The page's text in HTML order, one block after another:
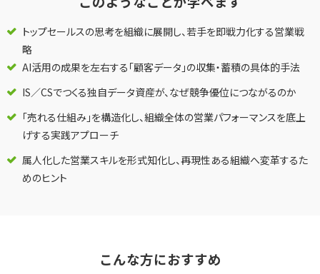
トップセールスの思考を組織に展開し、若手を即戦力化する営業戦
略
AI活用の成果を左右する「顧客データ」の収集・蓄積の具体的手法
IS／CSでつくる独自データ資産が、なぜ競争優位につながるのか
「売れる仕組み」を構造化し、組織全体の営業パフォーマンスを底上
げする実践アプローチ
属人化した営業スキルを形式知化し、再現性ある組織へ変革するた
めのヒント
こんな方におすすめ